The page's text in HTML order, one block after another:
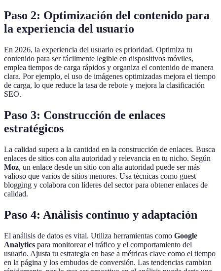
Paso 2: Optimización del contenido para
la experiencia del usuario
En 2026, la experiencia del usuario es prioridad. Optimiza tu
contenido para ser fácilmente legible en dispositivos móviles,
emplea tiempos de carga rápidos y organiza el contenido de manera
clara. Por ejemplo, el uso de imágenes optimizadas mejora el tiempo
de carga, lo que reduce la tasa de rebote y mejora la clasificación
SEO.
Paso 3: Construcción de enlaces
estratégicos
La calidad supera a la cantidad en la construcción de enlaces. Busca
enlaces de sitios con alta autoridad y relevancia en tu nicho. Según
Moz, un enlace desde un sitio con alta autoridad puede ser más
valioso que varios de sitios menores. Usa técnicas como guest
blogging y colabora con líderes del sector para obtener enlaces de
calidad.
Paso 4: Análisis continuo y adaptación
El análisis de datos es vital. Utiliza herramientas como Google
Analytics para monitorear el tráfico y el comportamiento del
usuario. Ajusta tu estrategia en base a métricas clave como el tiempo
en la página y los embudos de conversión. Las tendencias cambian